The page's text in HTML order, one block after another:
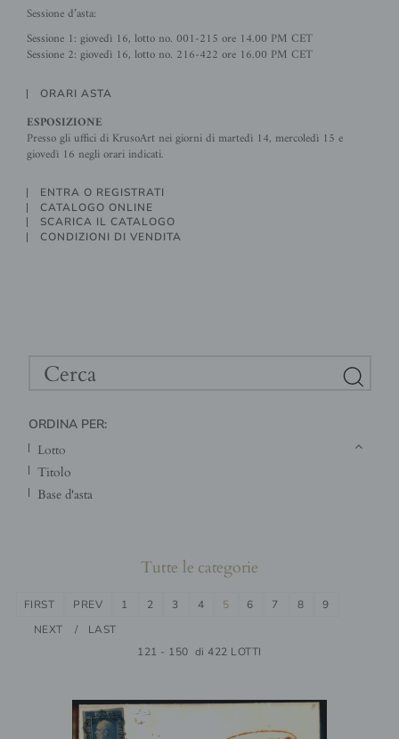
Sessione d’asta:
Sessione 1: giovedì 16, lotto no. 001-215 ore 14.00 PM CET
Sessione 2: giovedì 16, lotto no. 216-422 ore 16.00 PM CET
ORARI ASTA
ESPOSIZIONE
Presso gli uffici di KrusoArt nei giorni di martedì 14, mercoledì 15 e
giovedì 16 negli orari indicati.
ENTRA O REGISTRATI
CATALOGO ONLINE
SCARICA IL CATALOGO
CONDIZIONI DI VENDITA
ORDINA PER:
lotto
titolo
base d'asta
Tutte le categorie
121 - 150 di 422 LOTTI
FIRST PREV 1 2 3 4 5 6 7 8
9
NEXT
LAST